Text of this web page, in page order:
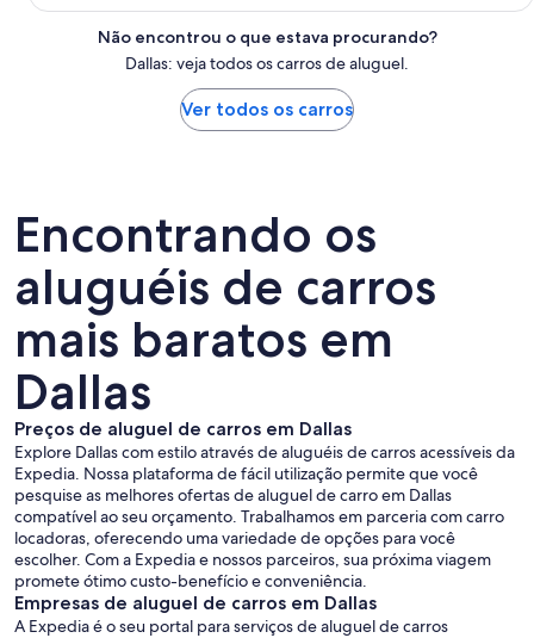
Não encontrou o que estava procurando?
Dallas: veja todos os carros de aluguel.
Ver todos os carros
Encontrando os
aluguéis de carros
mais baratos em
Dallas
Preços de aluguel de carros em Dallas
Explore Dallas com estilo através de aluguéis de carros acessíveis da
Expedia. Nossa plataforma de fácil utilização permite que você
pesquise as melhores ofertas de aluguel de carro em Dallas
compatível ao seu orçamento. Trabalhamos em parceria com carro
locadoras, oferecendo uma variedade de opções para você
escolher. Com a Expedia e nossos parceiros, sua próxima viagem
promete ótimo custo-benefício e conveniência.
Empresas de aluguel de carros em Dallas
A Expedia é o seu portal para serviços de aluguel de carros